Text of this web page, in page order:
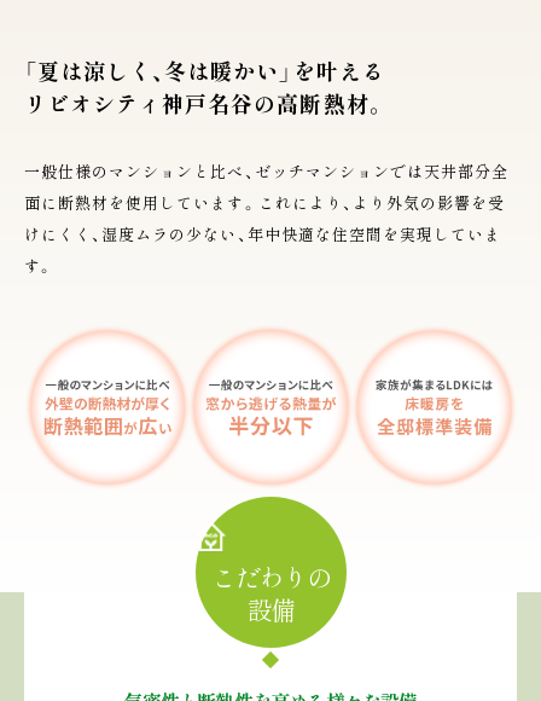
「夏は涼しく、冬は暖かい」を叶える
リビオシティ神戸名谷の高断熱材。
一般仕様のマンションと比べ、ゼッチマンションでは天井部分全
面に断熱材を使用しています。これにより、より外気の影響を受
けにくく、湿度ムラの少ない、年中快適な住空間を実現していま
す。
こだわりの
設備